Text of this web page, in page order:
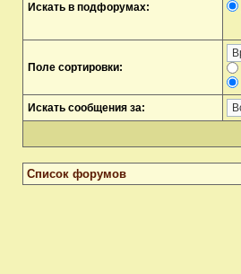
Искать в подфорумах:
Поле сортировки:
Искать сообщения за:
Список форумов